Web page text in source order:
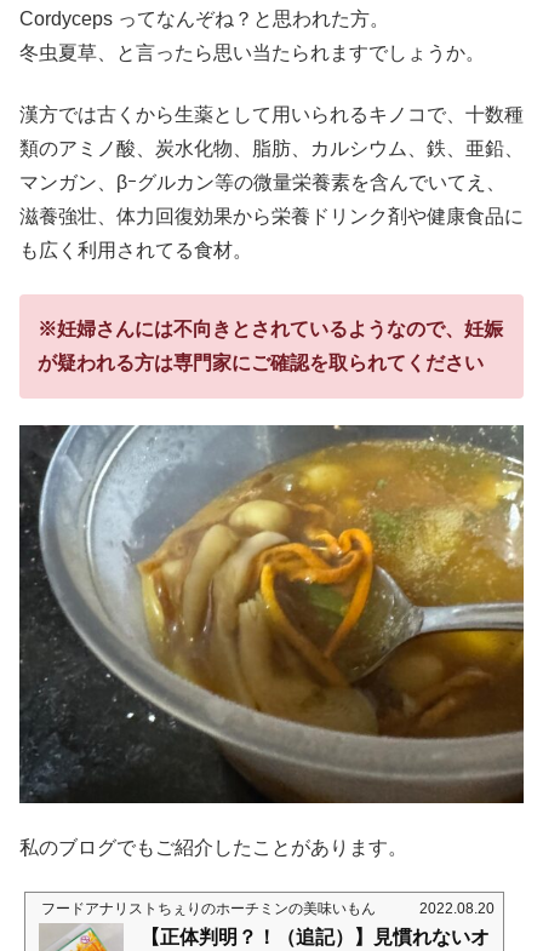
Cordyceps ってなんぞね？と思われた方。
冬虫夏草、と言ったら思い当たられますでしょうか。
漢方では古くから生薬として用いられるキノコで、十数種
類のアミノ酸、炭水化物、脂肪、カルシウム、鉄、亜鉛、
マンガン、βｰグルカン等の微量栄養素を含んでいてえ、
滋養強壮、体力回復効果から栄養ドリンク剤や健康食品に
も広く利用されてる食材。
※妊婦さんには不向きとされているようなので、妊娠
が疑われる方は専門家にご確認を取られてください
私のブログでもご紹介したことがあります。
フードアナリストちぇりのホーチミンの美味いもん 2022.08.20
【正体判明？！（追記）】見慣れないオ